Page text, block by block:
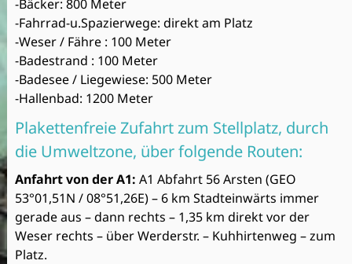
-Bäcker: 800 Meter
-Fahrrad-u.Spazierwege: direkt am Platz
-Weser / Fähre : 100 Meter
-Badestrand : 100 Meter
-Badesee / Liegewiese: 500 Meter
-Hallenbad: 1200 Meter
Plakettenfreie Zufahrt zum Stellplatz, durch
die Umweltzone, über folgende Routen:
Anfahrt von der A1: A1 Abfahrt 56 Arsten (GEO
53°01,51N / 08°51,26E) – 6 km Stadteinwärts immer
gerade aus – dann rechts – 1,35 km direkt vor der
Weser rechts – über Werderstr. – Kuhhirtenweg – zum
Platz.